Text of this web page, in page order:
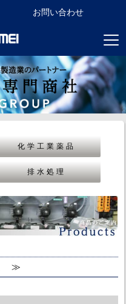
化学工業薬品
排水処理
≫
お問い合わせ